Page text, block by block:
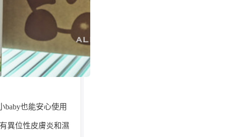
baby也能安心使用
異位性皮膚炎和濕